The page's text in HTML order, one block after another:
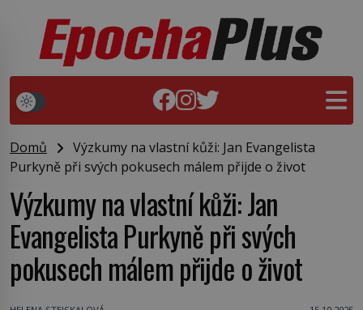
Domů
Výzkumy na vlastní kůži: Jan Evangelista
Purkyně při svých pokusech málem přijde o život
Výzkumy na vlastní kůži: Jan
Evangelista Purkyně při svých
pokusech málem přijde o život